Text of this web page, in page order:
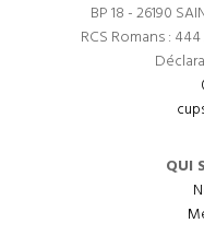
BP 18 - 26190
RCS Romans :
QUI